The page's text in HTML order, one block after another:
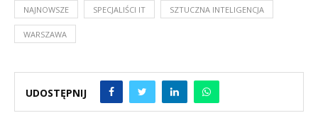
NAJNOWSZE SPECJALIŚCI IT SZTUCZNA INTELIGENCJA
WARSZAWA
UDOSTĘPNIJ